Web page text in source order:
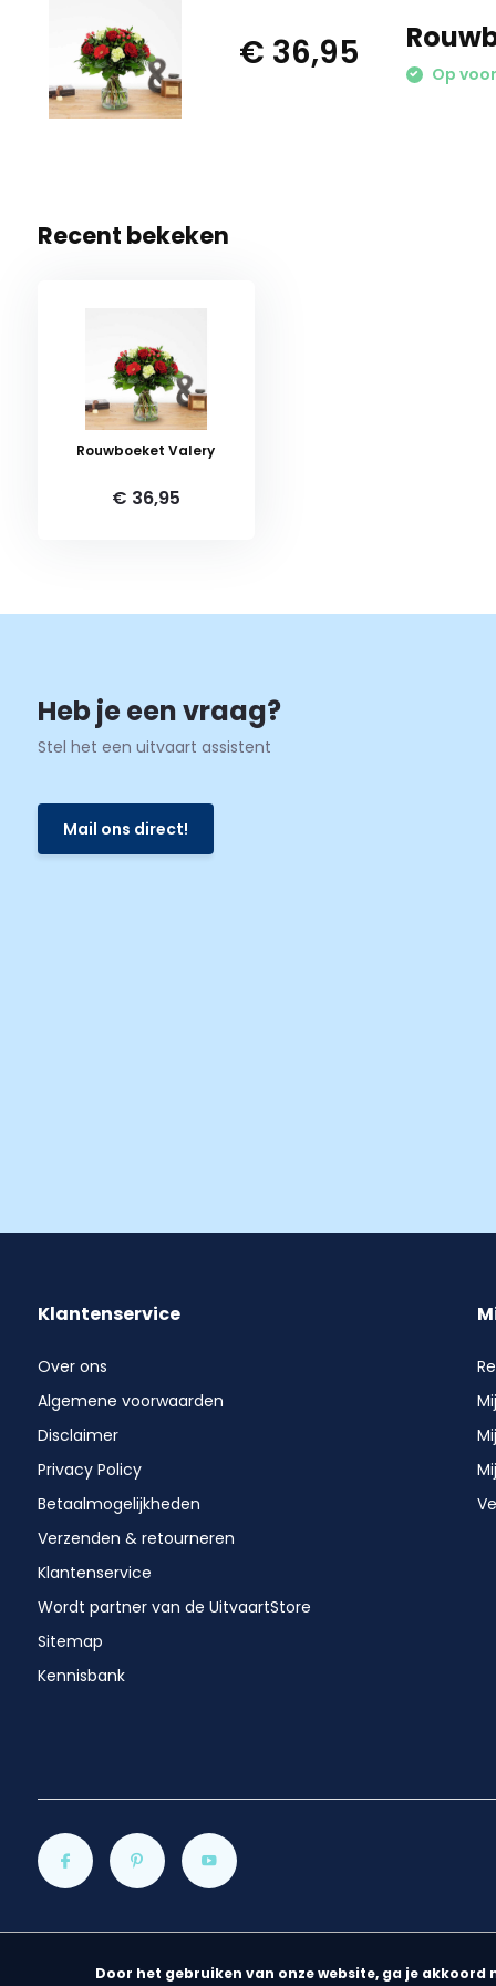
€ 36,95
Op
Recent bekeken
Rouwboeket Valery
€ 36,95
Heb je een vraag?
Stel het een uitvaart assistent
Mail ons direct!
Klantenservice
Over ons
Algemene voorwaarden
Disclaimer
Privacy Policy
Betaalmogelijkheden
Verzenden & retourneren
Klantenservice
Wordt partner van de UitvaartStore
Sitemap
Kennisbank
Door het gebruiken van onze website, ga je